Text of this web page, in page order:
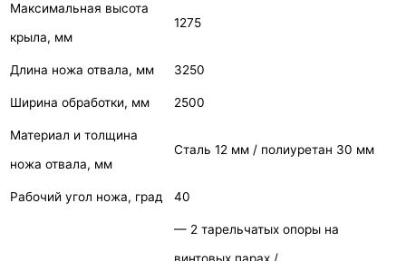
Максимальная высота
крыла, мм
1275
Длина ножа отвала, мм 3250
Ширина обработки, мм 2500
Материал и толщина
ножа отвала, мм
Сталь 12 мм / полиуретан 30 мм
Рабочий угол ножа, град 40
— 2 тарельчатых опоры на
винтовых парах /